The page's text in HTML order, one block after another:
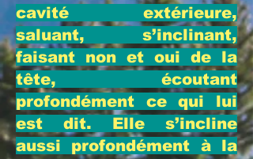
cavité extérieure,
saluant, s’inclinant,
faisant non et oui de la
tête, écoutant
profondément ce qui lui
est dit. Elle s’incline
aussi profondément à la